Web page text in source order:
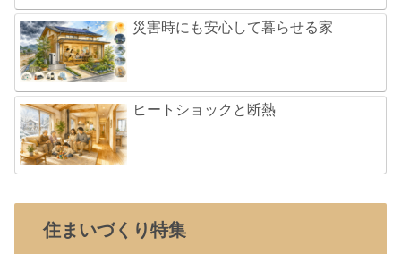
災害時にも安心して暮らせる家
ヒートショックと断熱
住まいづくり特集